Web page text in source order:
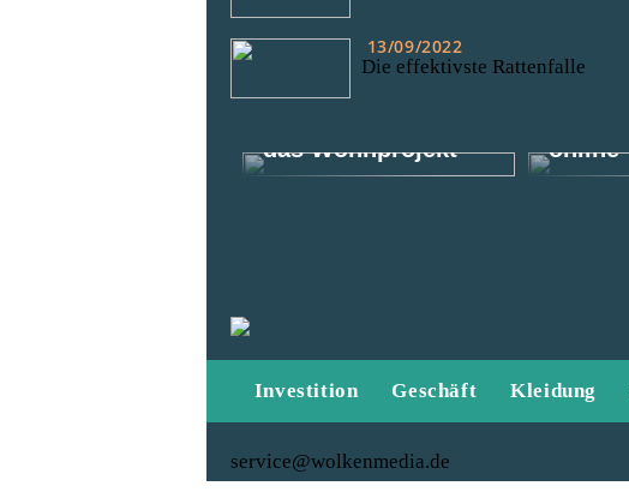
13/09/2022
Die effektivste Rattenfalle
das Wohnprojekt
online
Investition Geschäft Kleidung
service@wolkenmedia.de